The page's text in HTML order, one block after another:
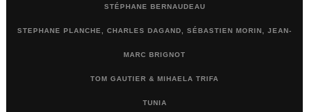
STÉPHANE BERNAUDEAU
STEPHANE PLANCHE, CHARLES DAGAND, SÉBASTIEN MORIN, JEAN-
MARC BRIGNOT
TOM GAUTIER & MIHAELA TRIFA
TUNIA